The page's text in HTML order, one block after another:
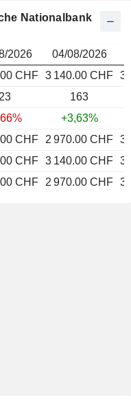
Nationalbank
2026 04/08/2026
CHF 3 140.00 CHF 3
23
163
+3,63%
CHF 2 970.00 CHF 3
CHF 3 140.00 CHF 3
CHF 2 970.00 CHF 3